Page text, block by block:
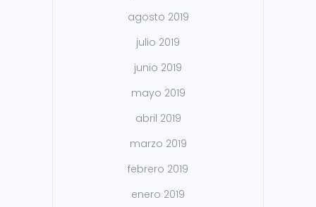
agosto 2019
julio 2019
junio 2019
mayo 2019
abril 2019
marzo 2019
febrero 2019
enero 2019